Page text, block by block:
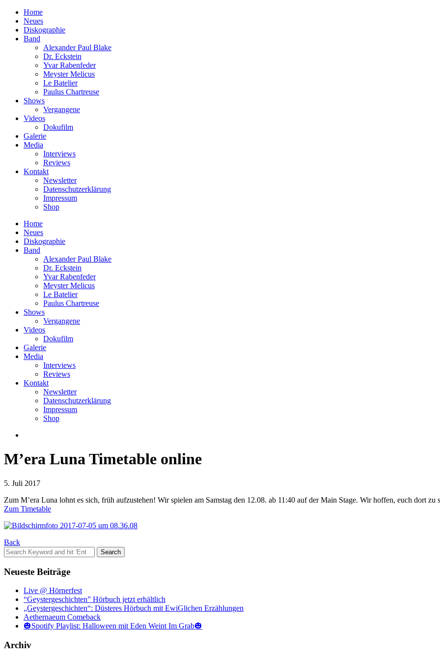
Home
Neues
Diskographie
Band
Alexander Paul Blake
Dr. Eckstein
Yvar Rabenfeder
Meyster Melicus
Le Batelier
Paulus Chartreuse
Shows
Vergangene
Videos
Dokufilm
Galerie
Media
Interviews
Reviews
Kontakt
Newsletter
Datenschutzerklärung
Impressum
Shop
Home
Neues
Diskographie
Band
Alexander Paul Blake
Dr. Eckstein
Yvar Rabenfeder
Meyster Melicus
Le Batelier
Paulus Chartreuse
Shows
Vergangene
Videos
Dokufilm
Galerie
Media
Interviews
Reviews
Kontakt
Newsletter
Datenschutzerklärung
Impressum
Shop
M’era Luna Timetable online
5. Juli 2017
Zum M’era Luna lohnt es sich, früh aufzustehen! Wir spielen am Samstag den 12.08. ab 11:40 auf der Main Stage. Wir hoffen, euch dort zu
Zum Timetable
Back
Search
for:
Neueste Beiträge
Live @ Hörnerfest
“Geystergeschichten” Hörbuch jetzt erhältlich
„Geystergeschichten“: Düsteres Hörbuch mit EwiGlichen Erzählungen
Aethernaeum Comeback
🎃Spotify Playlist: Halloween mit Eden Weint Im Grab🎃
Archiv